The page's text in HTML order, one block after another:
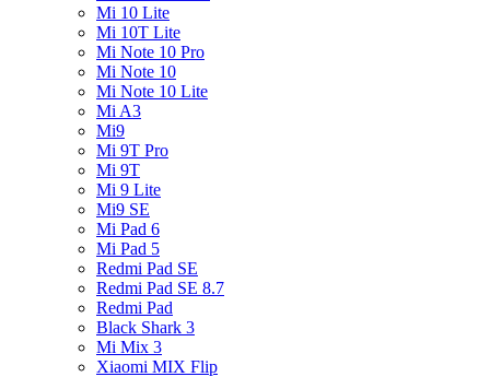
Mi 10 Lite
Mi 10T Lite
Mi Note 10 Pro
Mi Note 10
Mi Note 10 Lite
Mi A3
Mi9
Mi 9T Pro
Mi 9T
Mi 9 Lite
Mi9 SE
Mi Pad 6
Mi Pad 5
Redmi Pad SE
Redmi Pad SE 8.7
Redmi Pad
Black Shark 3
Mi Mix 3
Xiaomi MIX Flip